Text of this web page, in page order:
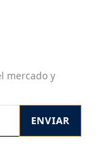
mercado y
ENVIAR